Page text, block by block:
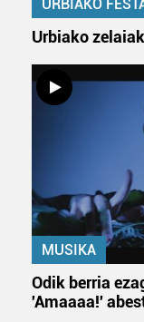
URBIAKO
Urbiako
MUSIKA
Odik berria
'Amaaaa!'